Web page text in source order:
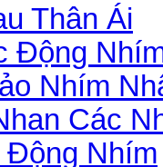
Thân Ái
Động
Nhím
Các
Nhím